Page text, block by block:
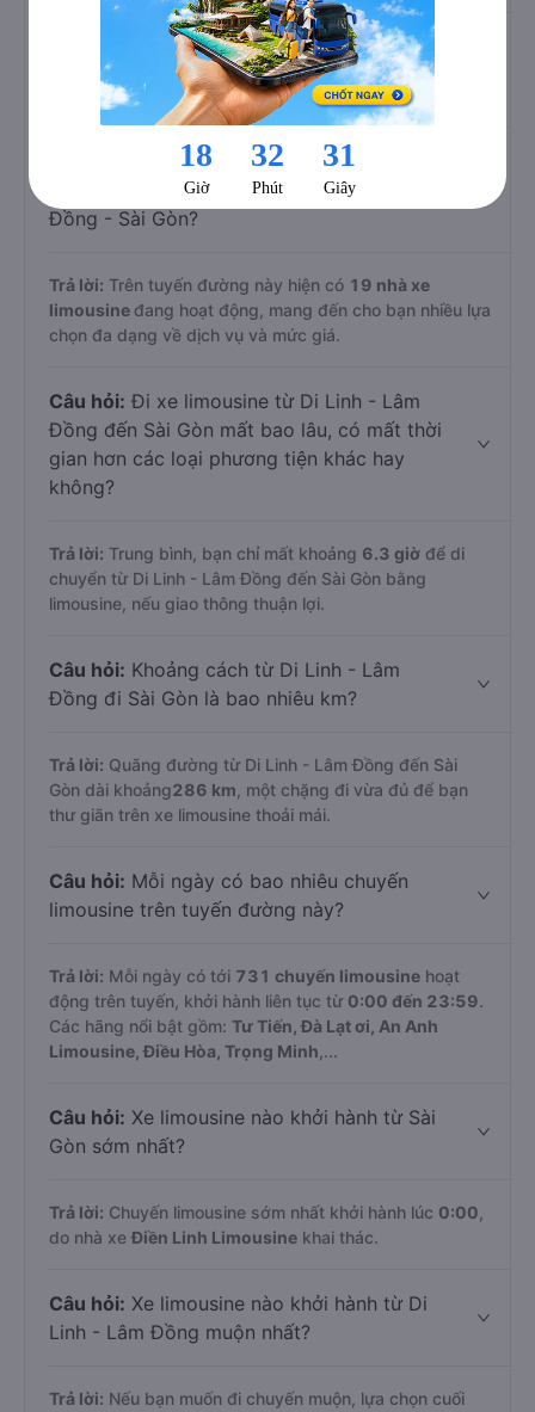
Với mức giá chỉ từ220.000đồng, Điền Linh
Limousine
hiện là hãng limousine có giá vé tiết kiệm
Hiện nay có bao nhiêu nhà xe
limousine khai thác tuyến Di Linh - Lâm
Đồng - Sài Gòn?
Trả lời: Trên tuyến đường này hiện có 19 nhà xe
limousine đang hoạt động, mang đến cho bạn nhiều lựa
chọn đa dạng về dịch vụ và mức giá.
Câu hỏi: Đi xe limousine từ Di Linh - Lâm
Đồng đến Sài Gòn mất bao lâu, có mất thời
gian hơn các loại phương tiện khác hay
không?
Trả lời: Trung bình, bạn chỉ mất khoảng 6.3 giờ để di
chuyển từ Di Linh - Lâm Đồng đến Sài Gòn bằng
limousine, nếu giao thông thuận lợi.
Câu hỏi: Khoảng cách từ Di Linh - Lâm
Đồng đi Sài Gòn là bao nhiêu km?
Trả lời: Quãng đường từ Di Linh - Lâm Đồng đến Sài
Gòn dài khoảng286 km , một chặng đi vừa đủ để bạn
thư giãn trên xe limousine thoải mái.
Câu hỏi: Mỗi ngày có bao nhiêu chuyến
limousine trên tuyến đường này?
Trả lời: Mỗi ngày có tới 731 chuyến limousine hoạt
động trên tuyến, khởi hành liên tục từ 0:00 đến 23:59.
Các hãng nổi bật gồm: Tư Tiến, Đà Lạt ơi, An Anh
Limousine, Điều Hòa, Trọng Minh ,...
Câu hỏi: Xe limousine nào khởi hành từ Sài
Gòn sớm nhất?
Trả lời: Chuyến limousine sớm nhất khởi hành lúc 0:00
do nhà xeĐiền Linh Limousine khai thác.
Câu hỏi: Xe limousine nào khởi hành từ Di
Linh - Lâm Đồng muộn nhất?
Trả lời: Nếu bạn muốn đi chuyến muộn, lựa chọn cuối